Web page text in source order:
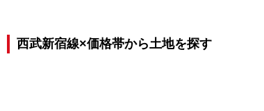
西武新宿線×価格帯から土地を探す